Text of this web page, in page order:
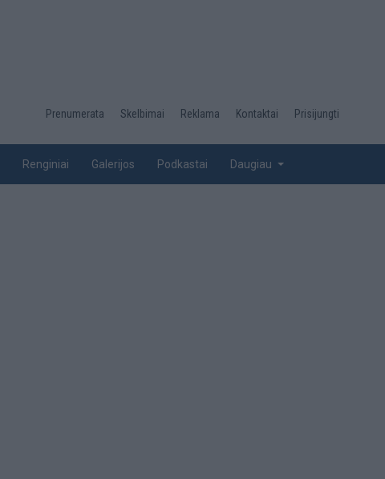
Desktop
top
Prenumerata Skelbimai Reklama Kontaktai Prisijungti
Renginiai Galerijos Podkastai Daugiau